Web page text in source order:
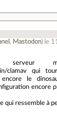
, Mastodon) le
serveur
clamav qui
le
encore
qui ressemble à